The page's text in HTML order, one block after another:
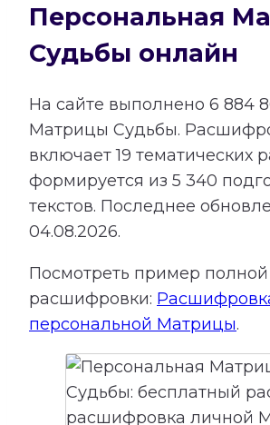
Персональная
Судьбы онлайн
На сайте выполнено 6 884
Матрицы Судьбы.
включает19 тематических
формируется из 5 340
текстов. Последнее
04.08.2026.
Посмотреть пример полной
расшифровки:
персональной Матрицы.